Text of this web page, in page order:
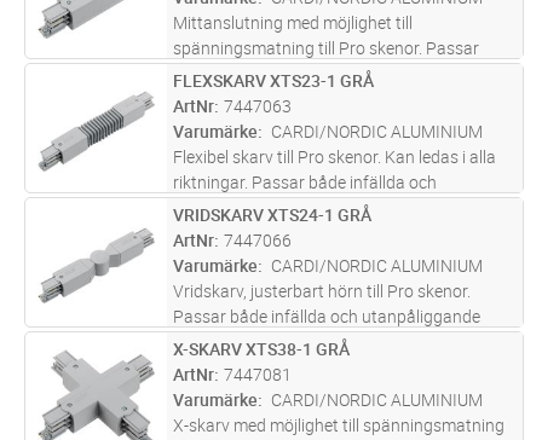
Mittanslutning med möjlighet till
spänningsmatning till Pro skenor. Passar
både infällda och utanpåliggande skenor.
ST Lägg i kundvagn
FLEXSKARV XTS23-1 GRÅ
ArtNr 7447063
Varumärke
CARDI/NORDIC ALUMINIUM
Flexibel skarv till Pro skenor. Kan ledas i alla
riktningar. Passar både infällda och
utanpåliggande skenor.
ST Lägg i kundvagn
VRIDSKARV XTS24-1 GRÅ
ArtNr 7447066
Varumärke
CARDI/NORDIC ALUMINIUM
Vridskarv, justerbart hörn till Pro skenor.
Passar både infällda och utanpåliggande
skenor.
ST Lägg i kundvagn
X-SKARV XTS38-1 GRÅ
ArtNr 7447081
Varumärke
CARDI/NORDIC ALUMINIUM
X-skarv med möjlighet till spänningsmatning